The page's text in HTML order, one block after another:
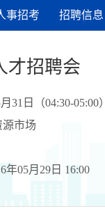
事招考 招聘信息
才招聘会
31日（04:30-05:00）
市场
年05月29日 16:00